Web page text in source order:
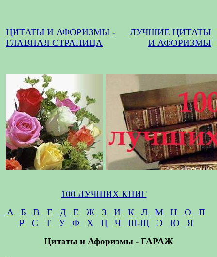
ЦИТАТЫ И АФОРИЗМЫ -
ГЛАВНАЯ СТРАНИЦА
ЛУЧШИЕ ЦИТАТЫ
И АФОРИЗМЫ
100 ЛУЧШИХ КНИГ
А
Б В Г Д Е Ж З И К Л М Н О
П
Р
С Т У Ф Х Ц Ч Ш-Щ Э Ю
Я
Цитаты и Афоризмы - ГАРАЖ